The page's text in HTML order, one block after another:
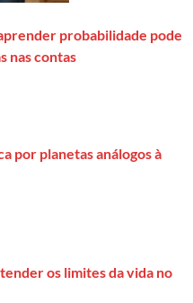
probabilidade pode
nas contas
por planetas análogos à
os limites da vida no